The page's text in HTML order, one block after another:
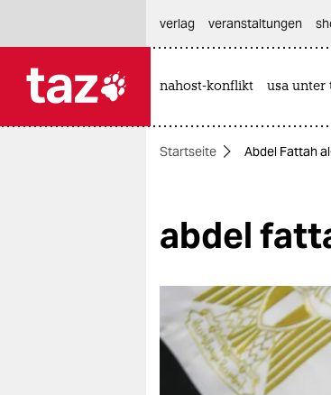
themen
öko
gesellschaft
kultur
sport
verlag
veranstaltungen
nahost-konflikt usa unter
Startseite Abdel Fattah
abdel